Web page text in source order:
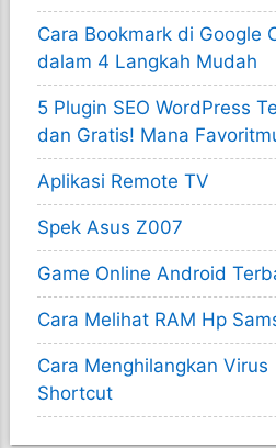
Cara Bookmark di Google
dalam 4 Langkah Mudah
5 Plugin SEO WordPress
dan Gratis! Mana
Aplikasi Remote TV
Spek Asus Z007
Game Online Android
Cara Melihat RAM Hp
Cara Menghilangkan Virus
Shortcut